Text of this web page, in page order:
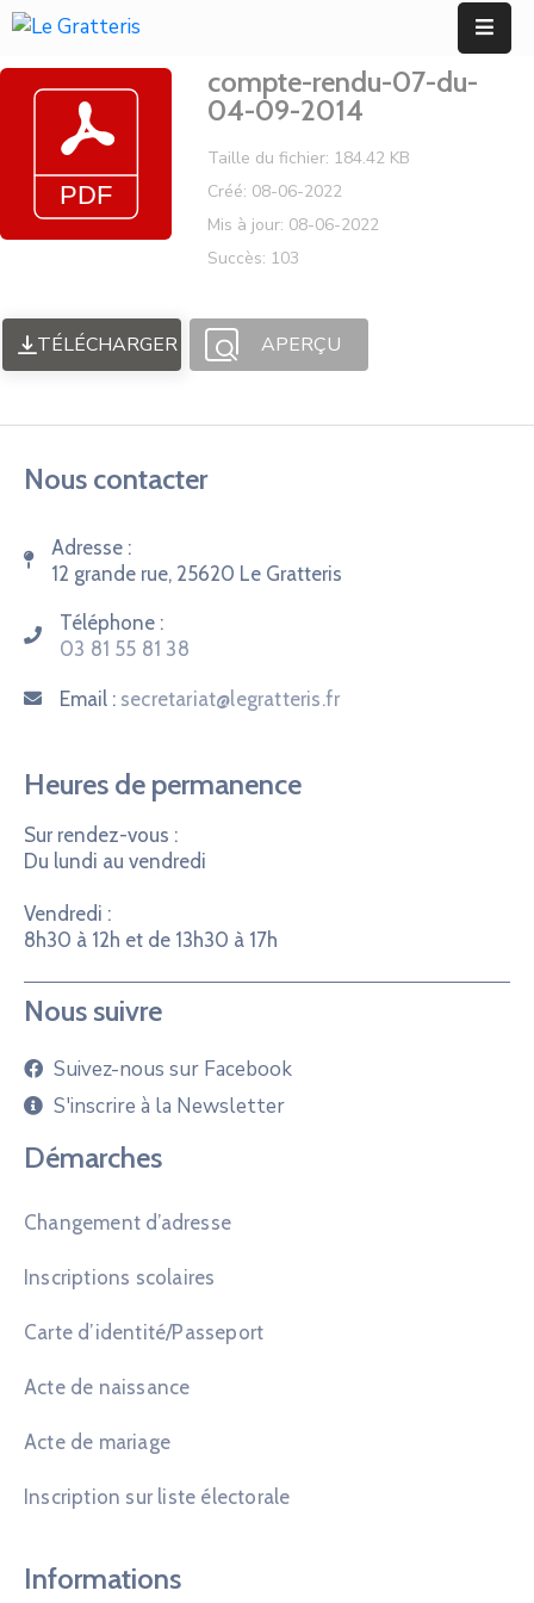
Accueil
Découvrir
Mes
Démarches
Services
Utiles
compte-rendu-07-du-
04-09-2014
Taille du fichier: 184.42 KB
Créé: 08-06-2022
Mis à jour: 08-06-2022
Succès: 103
TÉLÉCHARGER APERÇU
Nous contacter
Adresse :
12 grande rue, 25620 Le Gratteris
Téléphone :
03 81 55 81 38
Email : secretariat@legratteris.fr
Heures de permanence
Sur rendez-vous :
Du lundi au vendredi
Vendredi :
8h30 à 12h et de 13h30 à 17h
Nous suivre
Suivez-nous sur Facebook
S'inscrire à la Newsletter
Démarches
Changement d’adresse
Inscriptions scolaires
Carte d’identité/Passeport
Acte de naissance
Acte de mariage
Inscription sur liste électorale
Informations
Panneau de gestion des cookies